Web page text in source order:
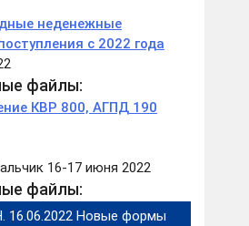
неденежные
с 2022 года
файлы:
КВР 800, АГПД 190
16-17 июня 2022
файлы:
16.06.2022 Новые формы